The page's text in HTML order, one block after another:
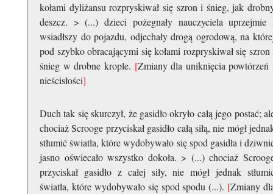
kołami dyliżansu rozpryskiwał się szron i śnieg, jak
deszcz. > (...) dzieci pożegnały nauczyciela uprzejmie
wsiadłszy do pojazdu, odjechały drogą ogrodową, na
pod szybko obracającymi się kołami rozpryskiwał się szron
śnieg w drobne krople. [Zmiany dla uniknięcia powtórzeń
nieścisłości]
Duch tak się skurczył, że gasidło okryło całą jego postać;
chociaż Scrooge przyciskał gasidło całą siłą, nie mógł
stłumić światła, które wydobywało się spod gasidła i
jasno oświecało wszystko dokoła. > (...) chociaż
przyciskał gasidło z całej siły, nie mógł jednak
światła, które wydobywało się spod spodu (...). [Zmiany